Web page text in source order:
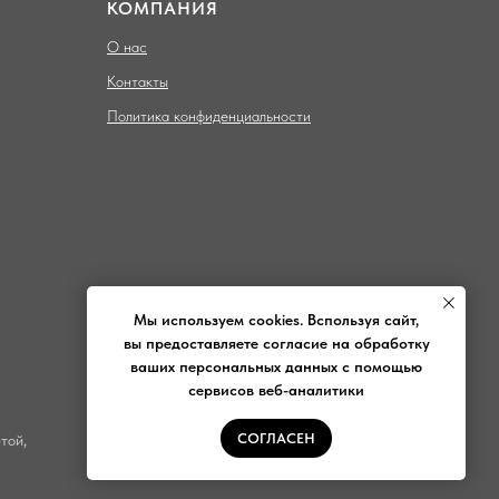
КОМПАНИЯ
О нас
Контакты
Политика конфиденциальности
Мы используем cookies. Bспользуя сайт,
вы предоставляете согласие на обработку
ваших персональных данных с помощью
сервисов веб-аналитики
СОГЛАСЕН